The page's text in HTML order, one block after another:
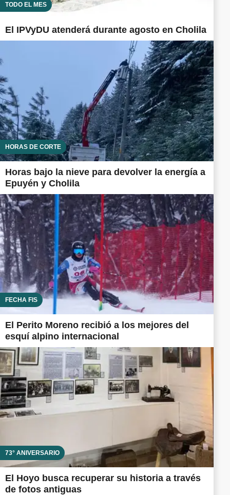
TODO EL MES
El IPVyDU atenderá durante agosto en Cholila
HORAS DE CORTE
Horas bajo la nieve para devolver la energía a
Epuyén y Cholila
FECHA FIS
El Perito Moreno recibió a los mejores del
esquí alpino internacional
73° ANIVERSARIO
El Hoyo busca recuperar su historia a través
de fotos antiguas